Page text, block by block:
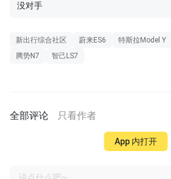
没对手
新出行综合社区 蔚来ES6 特斯拉Model Y
腾势N7
智己LS7
全部评论 只看作者
App 内打开